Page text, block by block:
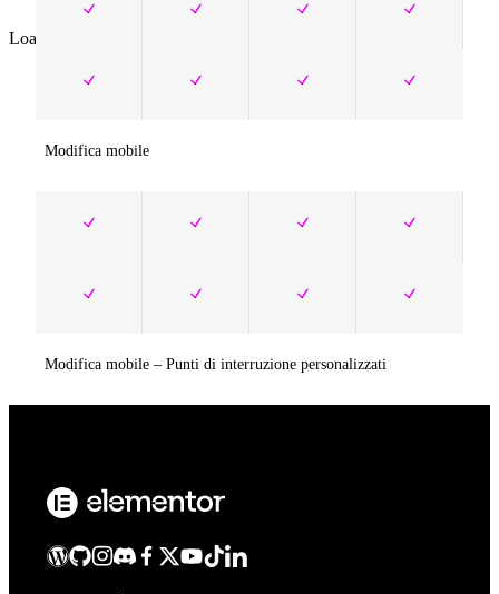
Modifica mobile
Modifica mobile – Punti di interruzione personalizzati
Loading...